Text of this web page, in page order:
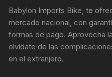
Babylon Imports Bike, te
mercado nacional, con
formas de pago. Aprovecha
olvídate de las
en el extranjero.